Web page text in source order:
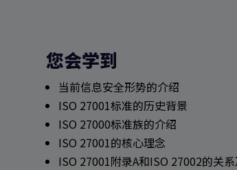
您会学到
当前信息安全形势的介绍
ISO 27001标准的历史背景
ISO 27000标准族的介绍
ISO 27001的核心理念
ISO 27001附录A和ISO 27002的关